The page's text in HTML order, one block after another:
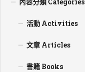
活動 Activities
文章 Articles
書籍 Books